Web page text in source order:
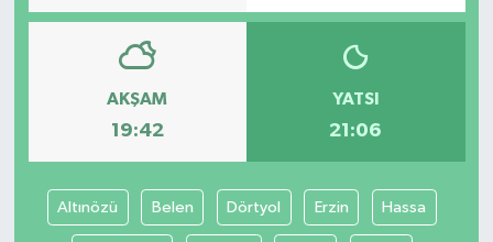
AKŞAM
19:42
YATSI
21:06
Altınözü Belen Dörtyol Erzin Hassa
Havran
İvrindi
Kepsut